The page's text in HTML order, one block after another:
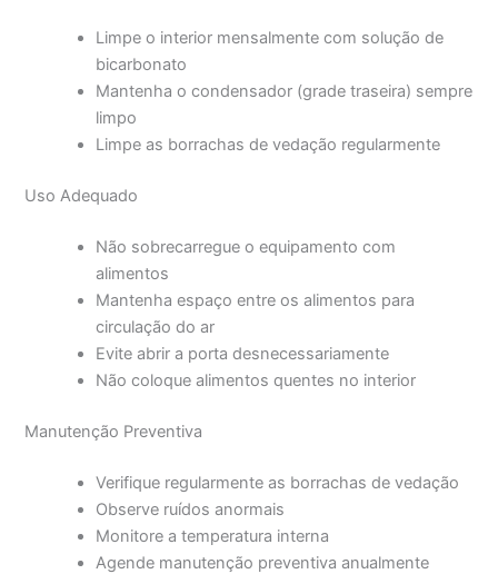
Limpe o interior mensalmente com solução de
bicarbonato
Mantenha o condensador (grade traseira) sempre
limpo
Limpe as borrachas de vedação regularmente
Uso Adequado
Não sobrecarregue o equipamento com
alimentos
Mantenha espaço entre os alimentos para
circulação do ar
Evite abrir a porta desnecessariamente
Não coloque alimentos quentes no interior
Manutenção Preventiva
Verifique regularmente as borrachas de vedação
Observe ruídos anormais
Monitore a temperatura interna
Agende manutenção preventiva anualmente